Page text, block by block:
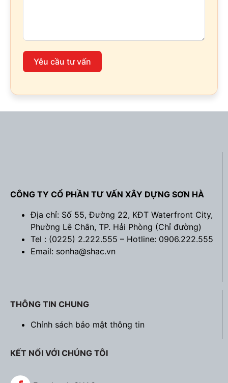
Yêu cầu tư vấn
CÔNG TY CỔ PHẦN TƯ VẤN XÂY DỰNG SƠN HÀ
Địa chỉ: Số 55, Đường 22, KĐT Waterfront City,
Phường Lê Chân, TP. Hải Phòng (Chỉ đường)
Tel : (0225) 2.222.555 – Hotline: 0906.222.555
Email: sonha@shac.vn
THÔNG TIN CHUNG
Chính sách bảo mật thông tin
KẾT NỐI VỚI CHÚNG TÔI